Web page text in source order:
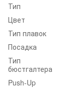
Тип
Цвет
Тип плавок
Посадка
Тип
бюстгалтера
Push-Up